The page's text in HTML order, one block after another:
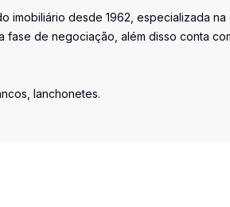
imobiliário desde 1962, especializada
fase de negociação, além disso conta
lanchonetes.